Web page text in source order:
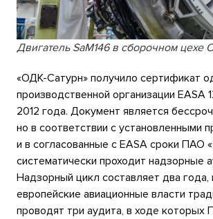
Двигатель SaM146 в сборочном цехе
«ОДК-Сатурн» получило сертификат
производственной организации EASA
2012 года. Документ является
но в соответствии с установленными
и в согласованные с EASA сроки ПАО
систематически проходит надзорные
Надзорный цикл составляет два года,
европейские авиационные власти
проводят три аудита, в ходе